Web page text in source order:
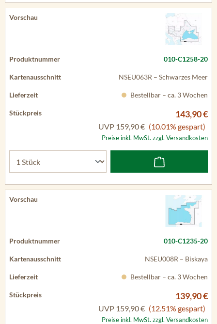
010-C1258-20
NSEU063R – Schwarzes Meer
Bestellbar – ca. 3 Wochen
143,90 €
UVP 159,90 € (10.01% gespart)
Preise inkl. MwSt. zzgl. Versandkosten
010-C1235-20
NSEU008R – Biskaya
Bestellbar – ca. 3 Wochen
139,90 €
UVP 159,90 € (12.51% gespart)
Preise inkl. MwSt. zzgl. Versandkosten